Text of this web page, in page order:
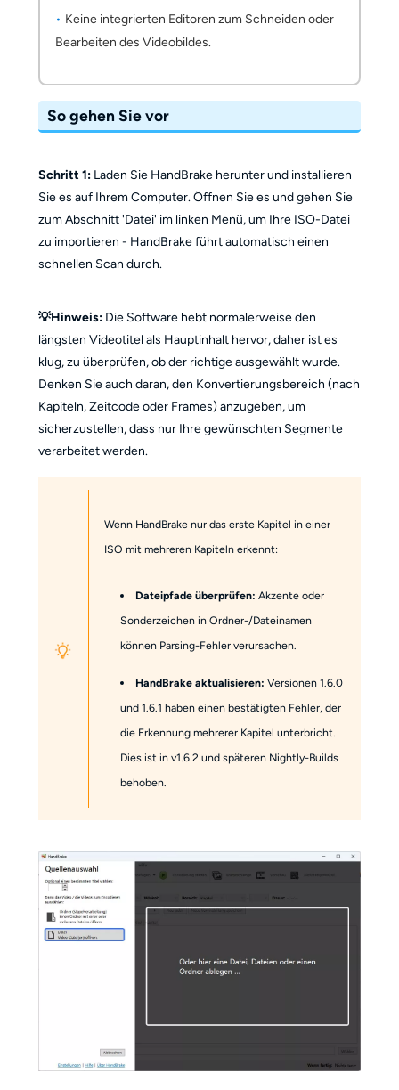
Keine integrierten Editoren zum Schneiden oder
Bearbeiten des Videobildes.
So gehen Sie vor
Schritt 1:Laden Sie HandBrake herunter und installieren
Sie es auf Ihrem Computer. Öffnen Sie es und gehen Sie
zum Abschnitt 'Datei' im linken Menü, um Ihre ISO-Datei
zu importieren - HandBrake führt automatisch einen
schnellen Scan durch.
💡Hinweis:Die Software hebt normalerweise den
längsten Videotitel als Hauptinhalt hervor, daher ist es
klug, zu überprüfen, ob der richtige ausgewählt wurde.
Denken Sie auch daran, den Konvertierungsbereich (nach
Kapiteln, Zeitcode oder Frames) anzugeben, um
sicherzustellen, dass nur Ihre gewünschten Segmente
verarbeitet werden.
Wenn HandBrake nur das erste Kapitel in einer
ISO mit mehreren Kapiteln erkennt:
Dateipfade überprüfen: Akzente oder
Sonderzeichen in Ordner-/Dateinamen
können Parsing-Fehler verursachen.
HandBrake aktualisieren: Versionen 1.6.0
und 1.6.1 haben einen bestätigten Fehler, der
die Erkennung mehrerer Kapitel unterbricht.
Dies ist in v1.6.2 und späteren Nightly-Builds
behoben.